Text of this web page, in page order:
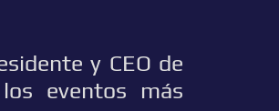
y CEO de
eventos más